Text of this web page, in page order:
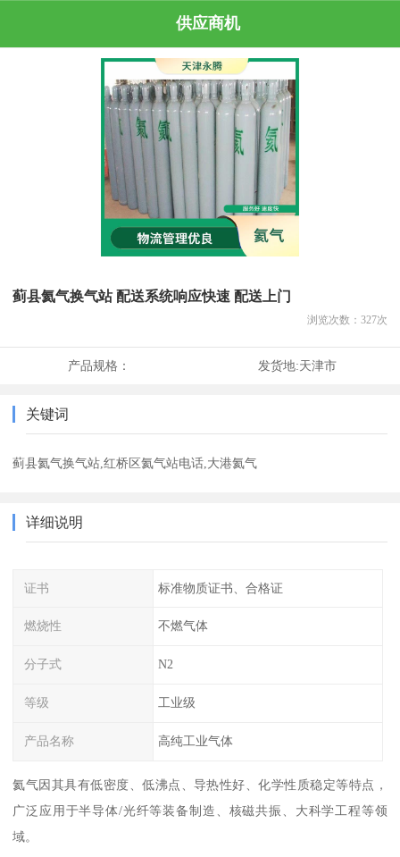
供应商机
蓟县氦气换气站 配送系统响应快速 配送上门
浏览次数： 327次
产品规格： 发货地:天津市
关键词
蓟县氦气换气站,红桥区氦气站电话,大港氦气
详细说明
证书 标准物质证书、合格证
燃烧性 不燃气体
分子式 N2
等级 工业级
产品名称 高纯工业气体
氦气因其具有低密度、低沸点、导热性好、化学性质稳定等特点，
广泛应用于半导体/光纤等装备制造、核磁共振、大科学工程等领
域。